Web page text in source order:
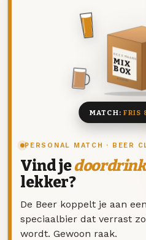
PERSONAL MATCH · BEER
Vind je
lekker?
De Beer koppelt je aan
speciaalbier dat verrast
wordt. Gewoon raak.
DEZE MAAND
MIX
BOX
8 BIEREN
MATCH: FRIS